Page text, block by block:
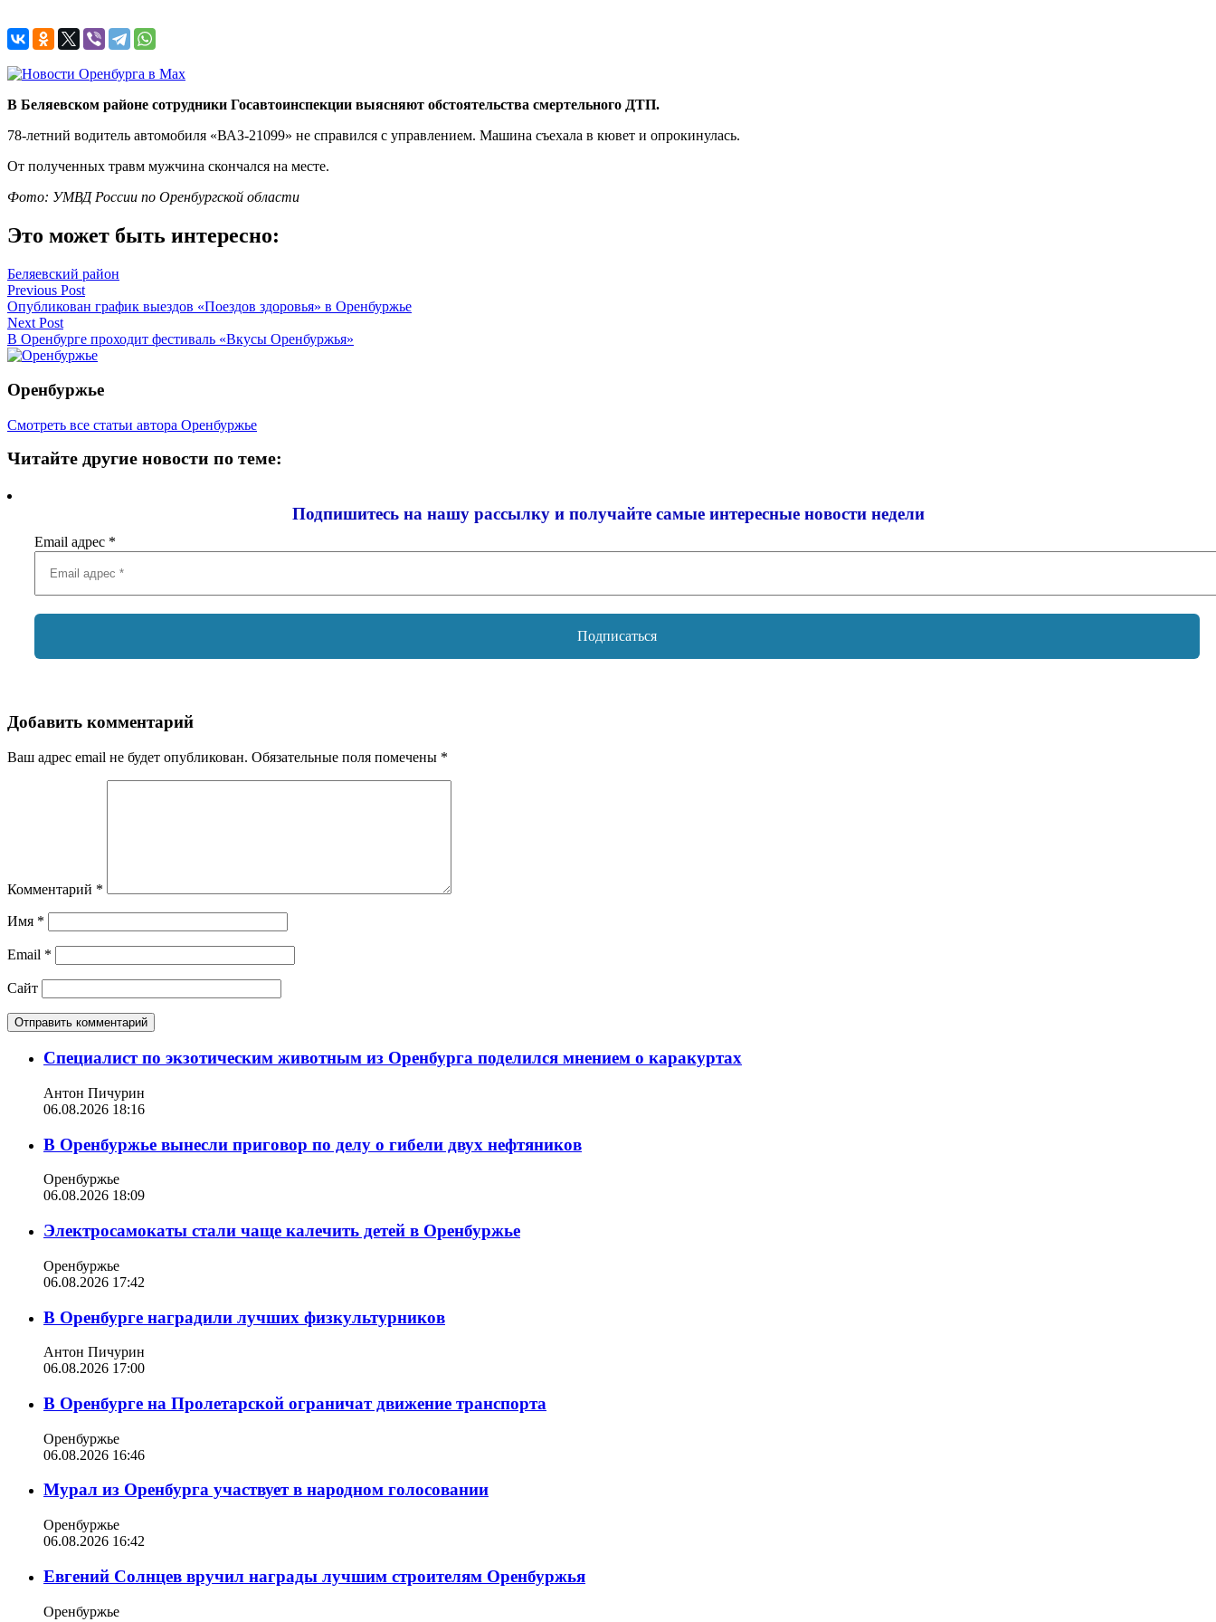
В Беляевском районе сотрудники Госавтоинспекции выясняют обстоятельства смертельного ДТП.
78-летний водитель автомобиля «ВАЗ-21099» не справился с управлением. Машина съехала в кювет и опрокинулась.
От полученных травм мужчина скончался на месте.
Фото: УМВД России по Оренбургской области
Это может быть интересно:
Беляевский район
Навигация
по
записям
Previous Post
Опубликован график выездов «Поездов здоровья» в Оренбуржье
Next Post
В Оренбурге проходит фестиваль «Вкусы Оренбуржья»
Оренбуржье
Смотреть все статьи автора Оренбуржье
Читайте другие новости по теме:
Подпишитесь на нашу рассылку и получайте самые интересные новости недели
Email адрес *
Добавить комментарий
Ваш адрес email не будет опубликован. Обязательные поля помечены *
Комментарий *
Имя *
Email *
Сайт
Специалист по экзотическим животным из Оренбурга поделился мнением о каракуртах
Антон Пичурин
06.08.2026 18:16
В Оренбуржье вынесли приговор по делу о гибели двух нефтяников
Оренбуржье
06.08.2026 18:09
Электросамокаты стали чаще калечить детей в Оренбуржье
Оренбуржье
06.08.2026 17:42
В Оренбурге наградили лучших физкультурников
Антон Пичурин
06.08.2026 17:00
В Оренбурге на Пролетарской ограничат движение транспорта
Оренбуржье
06.08.2026 16:46
Мурал из Оренбурга участвует в народном голосовании
Оренбуржье
06.08.2026 16:42
Евгений Солнцев вручил награды лучшим строителям Оренбуржья
Оренбуржье